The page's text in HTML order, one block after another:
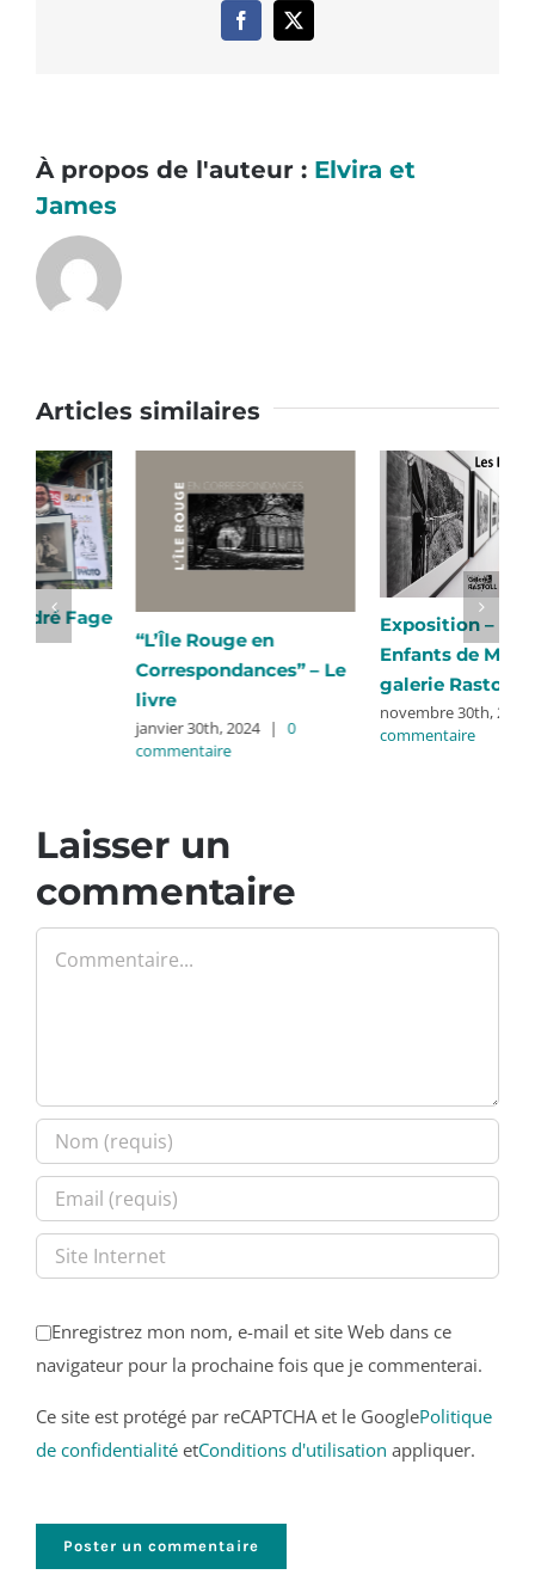
Facebook
X
À propos de l'auteur : Elvira et
James
Articles similaires
Exposition – Les
Enfants de Mada à la
galerie Rastoll
novembre 30th, 2018
7 et 8 octobre 2024 –
Inauguration et
ouverture de l’école
d’Ambodimanga
novembre 2nd, 2024 | 0
Laisser un
commentaire
Commentaire
Enregistrez mon nom, e-mail et site Web dans ce
navigateur pour la prochaine fois que je commenterai.
Ce site est protégé par reCAPTCHA et le GooglePolitique
de confidentialité etConditions d'utilisation appliquer.